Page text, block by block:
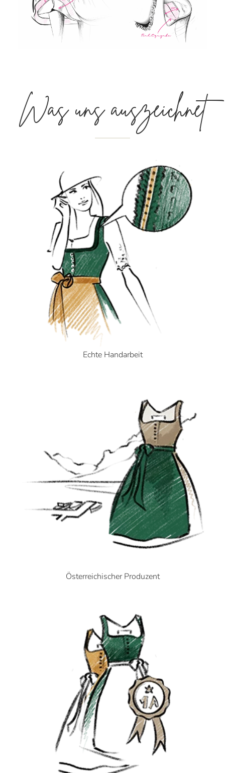
Was uns auszeichnet
Echte Handarbeit
Österreichischer Produzent